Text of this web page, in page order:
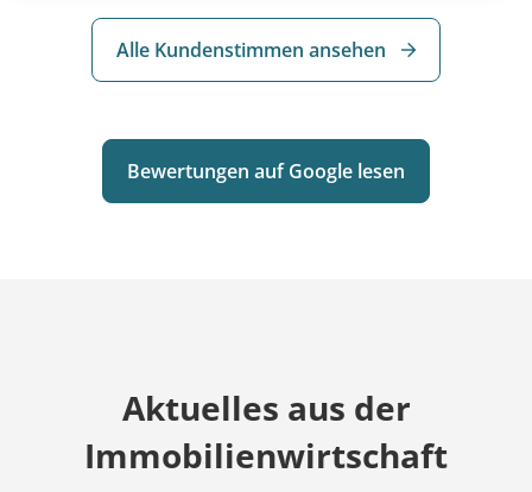
Alle Kundenstimmen ansehen
erfolgen. Gerne wieder!
Bewertungen auf Google lesen
Aktuelles aus der
Immobilienwirtschaft